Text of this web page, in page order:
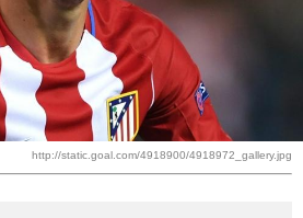
http://static.goal.com/4918900/4918972_gallery.jpg